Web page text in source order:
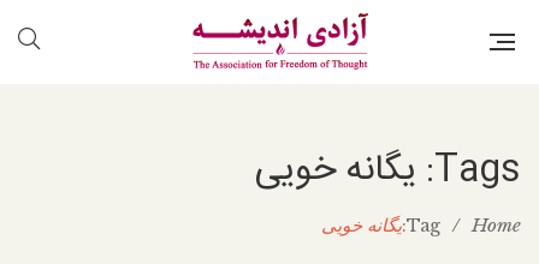
Tags: یگانه خویی
Home
/
Tag: یگانه خویی